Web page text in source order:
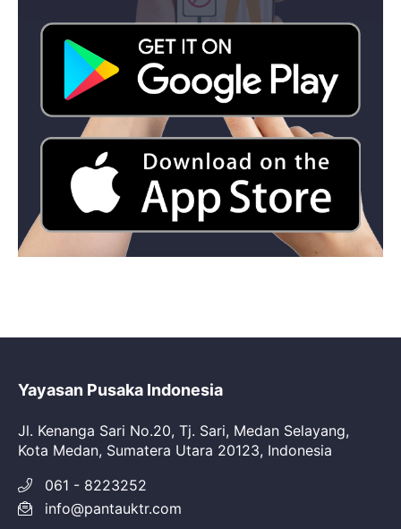
Yayasan Pusaka Indonesia
Jl. Kenanga Sari No.20, Tj. Sari, Medan Selayang,
Kota Medan, Sumatera Utara 20123, Indonesia
061 - 8223252
info@pantauktr.com